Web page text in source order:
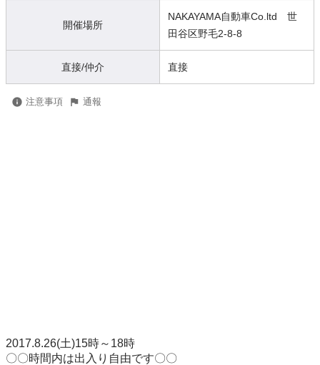
開催場所
NAKAYAMA自動車Co.ltd 世
田谷区野毛2-8-8
直接/仲介 直接
注意事項 通報
2017.8.26(土)15時～18時
〇〇時間内は出入り自由です〇〇